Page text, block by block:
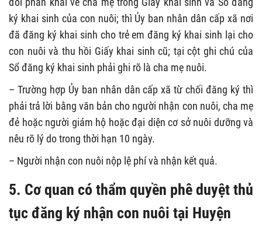
ký khai sinh của con nuôi; thì Ủy ban nhân dân cấp xã nơi
đã đăng ký khai sinh cho trẻ em đăng ký khai sinh lại cho
con nuôi và thu hồi Giấy khai sinh cũ; tại cột ghi chú của
Sổ đăng ký khai sinh phải ghi rõ là cha mẹ nuôi.
– Trường hợp Ủy ban nhân dân cấp xã từ chối đăng ký thì
phải trả lời bằng văn bản cho người nhận con nuôi, cha mẹ
đẻ hoặc người giám hộ hoặc đại diện cơ sở nuôi dưỡng và
nêu rõ lý do trong thời hạn 10 ngày.
– Người nhận con nuôi nộp lệ phí và nhận kết quả.
5. Cơ quan có thẩm quyền phê duyệt thủ
tục đăng ký nhận con nuôi tại Huyện